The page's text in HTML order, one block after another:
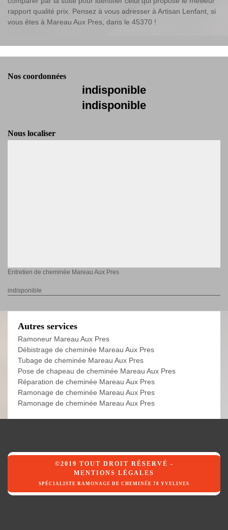
rapport qualité prix. Pensez à vous adresser à Artisan Lenfant, si
vous êtes à Mareau Aux Pres, dans le 45370 !
Nos coordonnées
indisponible
indisponible
Nous localiser
Entretien de cheminée Mareau Aux Pres
indisponible
Autres services
Ramoneur Mareau Aux Pres
Débistrage de cheminée Mareau Aux Pres
Tubage de cheminée Mareau Aux Pres
Pose de chapeau de cheminée Mareau Aux Pres
Réparation de cheminée Mareau Aux Pres
Ramonage de cheminée Mareau Aux Pres
Ramonage de cheminée Mareau Aux Pres
©2019 TOUT DROIT RÉSERVÉ -
MENTIONS LÉGALES
SPÉCIALISTE RAMONAGE DE CHEMINÉE 78 YVELINES